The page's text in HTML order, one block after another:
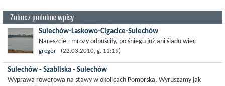
Zobacz podobne wpisy
Sulechów-Laskowo-Cigacice-Sulechów
Nareszcie - mrozy odpuściły, po śniegu już ani śladu wiec
nadszedł czas na pierwszą wycieczkę rowerową w tym roku.
Rozpoczynamy jak zwykle w...
gregor (22.03.2010, g. 11:19)
Sulechów - Szabliska - Sulechów
Wyprawa rowerowa na stawy w okolicach Pomorska. Wyruszamy jak